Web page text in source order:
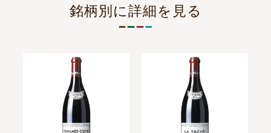
銘柄別に詳細を見る